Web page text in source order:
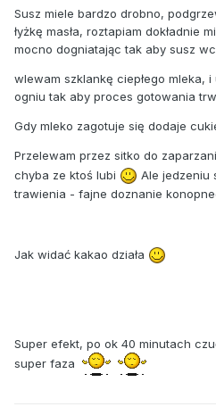
Susz miele bardzo drobno,
łyżkę masła, roztapiam dokładnie
mocno dogniatając tak aby susz
wlewam szklankę ciepłego mleka,
ogniu tak aby proces gotowania
Gdy mleko zagotuje się dodaje
Przelewam przez sitko do
chyba ze ktoś lubi
Ale jedzeniu
trawienia - fajne doznanie
Jak widać kakao działa
Super efekt, po ok 40 minutach
super faza